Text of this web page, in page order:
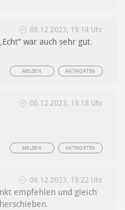
06.12.2023, 19:14 Uhr
war auch sehr gut.
ANTWORTEN
MELDEN
06.12.2023, 19:18 Uhr
ANTWORTEN
MELDEN
06.12.2023, 19:22 Uhr
empfehlen und gleich